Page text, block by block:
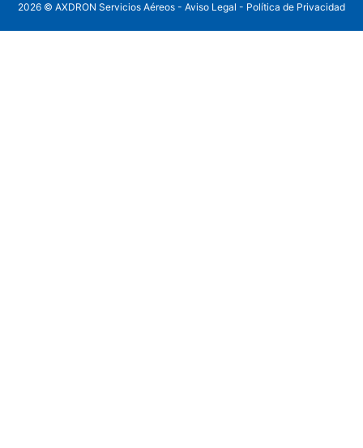
2026 © AXDRON Servicios Aéreos - Aviso Legal - Política de Privacidad